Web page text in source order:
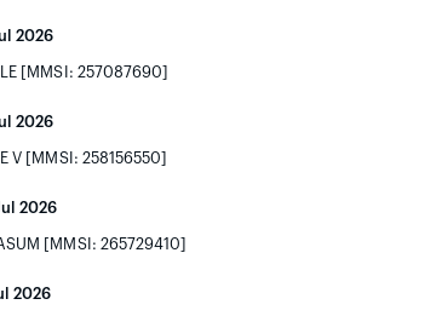
2026
[MMSI: 257087690]
2026
V [MMSI: 258156550]
2026
[MMSI: 265729410]
2026